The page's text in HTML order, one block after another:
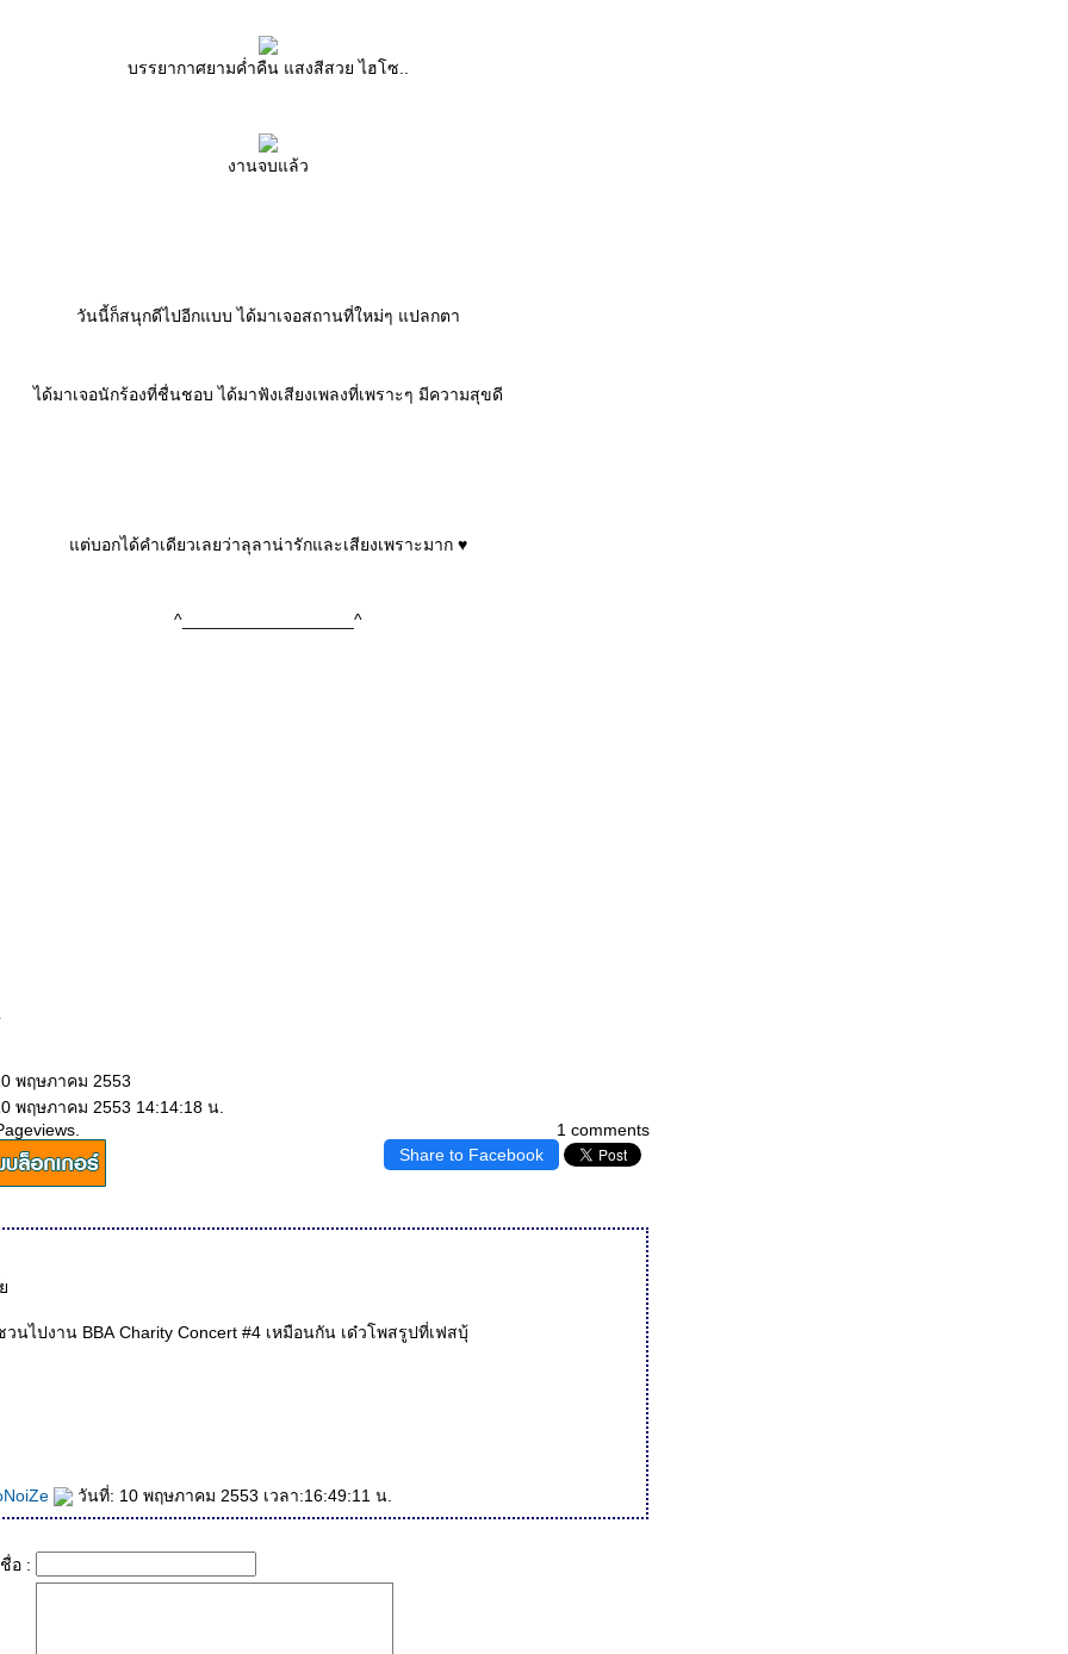
บรรยากาศยามค่ำคืน แสงสีสวย ไฮโซ..
งานจบแล้ว
วันนี้ก็สนุกดีไปอีกแบบ ได้มาเจอสถานที่ใหม่ๆ แปลกตา
ได้มาเจอนักร้องที่ชื่นชอบ ได้มาฟังเสียงเพลงที่เพราะๆ มีความสุขดี
ต่บอกได้คำเดียวเลยว่าลุลาน่ารักและเสียงเพราะมาก ♥
^__________________^
พฤษภาคม 2553
พฤษภาคม 2553 14:14:18 น.
1 comments
Share to Facebook
นไปงาน BBA Charity Concert #4 เหมือนกัน เด๋วโพสรูปที่เฟสบุ้
วันที่: 10 พฤษภาคม 2553 เวลา:16:49:11 น.
ชื่อ :